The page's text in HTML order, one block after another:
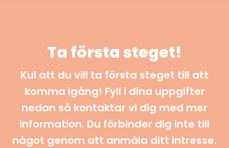
Ta första steget!
Kul att du vill ta första steget till att
komma igång! Fyll i dina uppgifter
nedan så kontaktar vi dig med mer
information. Du förbinder dig inte till
något genom att anmäla ditt intresse.